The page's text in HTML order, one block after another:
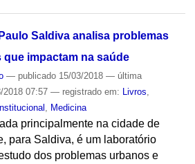
Saldiva analisa problemas
impactam na saúde
— publicado15/03/2018 — última
07:57 — registrado em: Livros
Institucional Medicina
principalmente na cidade de
para Saldiva, é um laboratório
dos problemas urbanos e